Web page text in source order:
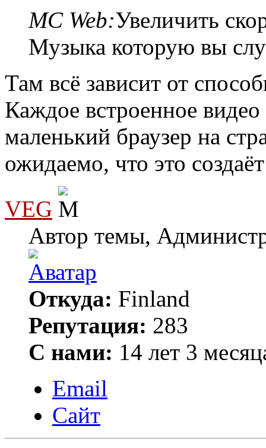
MC Web:Увеличить
Музыка которую вы
Там всё зависит от
Каждое встроенное
маленький браузер на
ожидаемо, что это
VEG
Автор темы,
Откуда: Finland
Репутация: 283
С нами: 14 лет 3
Email
Сайт